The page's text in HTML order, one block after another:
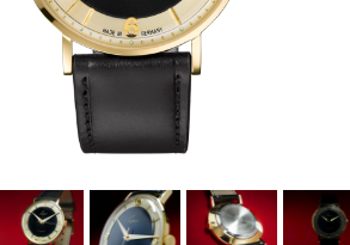
GMTウォッチ
スクワード/ス
クラシックウォ
ヴィンテージウ